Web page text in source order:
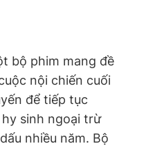
bộ phim mang đề
nội chiến cuối
để tiếp tục
sinh ngoại trừ
nhiều năm. Bộ